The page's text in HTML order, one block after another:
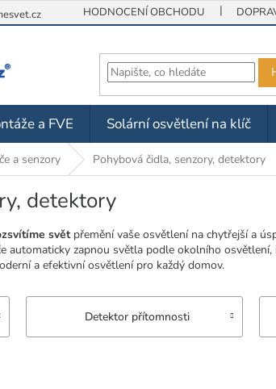
HODNOCENÍ OBCHODU
a FVE Solární osvětlení na klíč
a senzory Pohybová čidla, senzory, detektory
detektory
světpřemění vaše osvětlení na chytřejší a
automaticky zapnou světla podle okolního
a efektivní osvětlení pro každý domov.
Detektor přítomnosti